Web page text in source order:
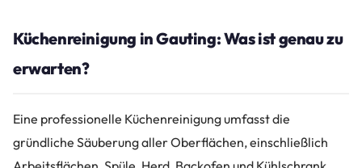
Küchenreinigung in Gauting: Was ist genau zu
erwarten?
Eine professionelle Küchenreinigung umfasst die
gründliche Säuberung aller Oberflächen, einschließlich